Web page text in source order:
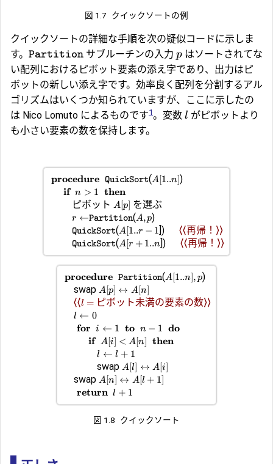
図 1.7 クイックソートの例
クイックソートの詳細な手順を次の疑似コードに示しま
す。 Partition サブルーチンの入力 p はソートされてな
い配列におけるピボット要素の添え字であり、出力はピ
ボットの新しい添え字です。効率良く配列を分割するアル
ゴリズムはいくつか知られていますが、ここに示したの
は Nico Lomuto によるものです1。変数 l がピボットより
も小さい要素の数を保持します。
procedure QuickSort(A[1..n])
if
n > 1 then
ピボット A[p] を選ぶ
r ←Partition(A,p)
QuickSort(A[1..r − 1 ]) ⟨⟨再帰！⟩⟩
QuickSort(A[r + 1..n ]) ⟨⟨再帰！⟩⟩
procedure Partition(A[1..n], p)
swap A[p] ↔ A[n]
⟨⟨l = ピボット未満の要素の数⟩⟩
l ← 0
for i ← 1 to n − 1 do
if
A[i] < A[n] then
l ← l + 1
swapA[l] ↔ A[i]
swap A[n] ↔ A[l + 1]
return l + 1
図 1.8 クイックソート